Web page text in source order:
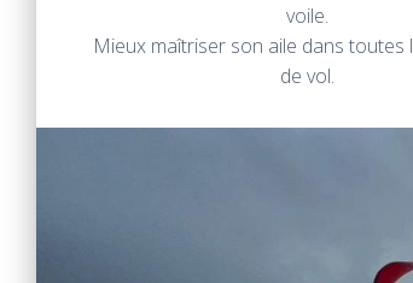
voile.
Mieux maîtriser son aile dans toutes
de vol.